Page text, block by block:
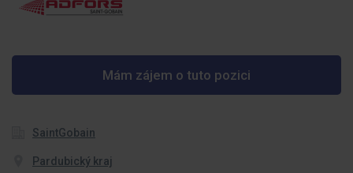
Mám zájem o tuto pozici
SaintGobain
Pardubický kraj